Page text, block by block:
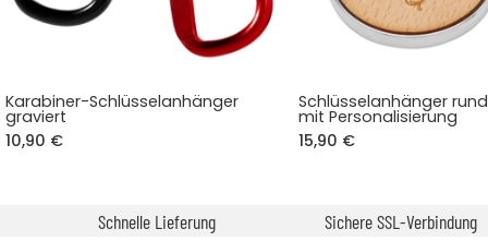
Karabiner-Schlüsselanhänger
graviert
10,90 €
Schlüsselanhänger
mit Personalisierung
15,90 €
Schnelle Lieferung Sichere SSL-Verbindung